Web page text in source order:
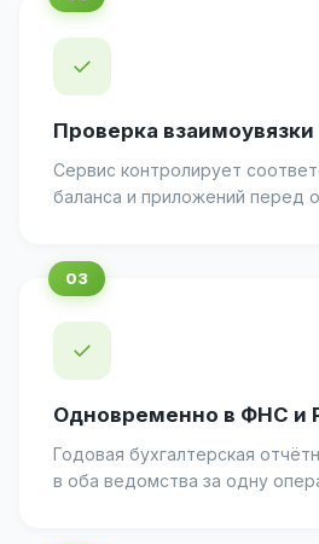
✓
Проверка взаимоувязки
Сервис контролирует
баланса и приложений перед
✓
Одновременно в ФНС и
Годовая бухгалтерская
в оба ведомства за одну